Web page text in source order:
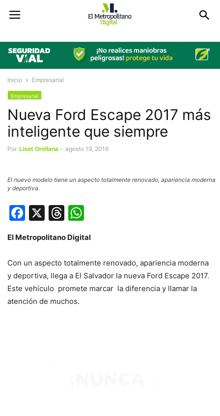
Inicio Empresarial
Empresarial
Nueva Ford Escape 2017 más
inteligente que siempre
Por Liset Orellana - agosto 19, 2016
El nuevo modelo tiene un aspecto totalmente renovado, apariencia moderna
y deportiva.
Facebook
X Threads
El Metropolitano Digital
Con un aspecto totalmente renovado, apariencia moderna
y deportiva, llega a El Salvador la nueva Ford Escape 2017.
Este vehículo promete marcar la diferencia y llamar la
atención de muchos.